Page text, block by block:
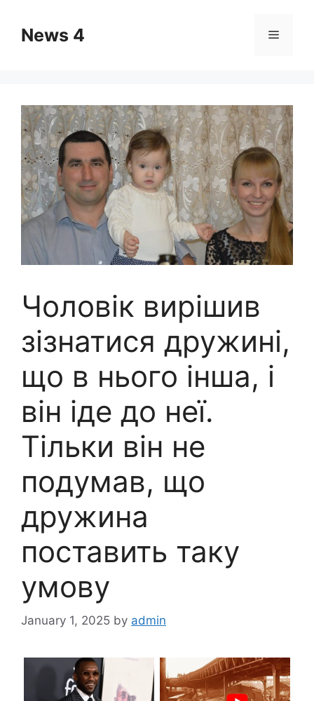
contentNews 4 Menu
Чоловік вирішив
зізнатися дружині,
що в нього інша, і
він іде до неї.
Тільки він не
подумав, що
дружина
поставить таку
умову
January 1, 2025 by admin